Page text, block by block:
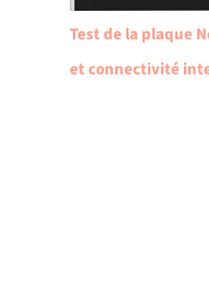
Test de la plaque
et connectivité